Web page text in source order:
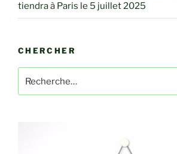
tiendra à Paris le 5 juillet 2025
CHERCHER
pour